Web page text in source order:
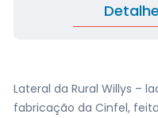
Lateral da Rural Willys –
fabricação da Cinfel,